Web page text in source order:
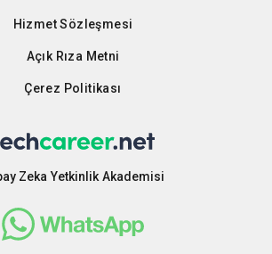
Hizmet Sözleşmesi
Açık Rıza Metni
Çerez Politikası
Zeka Yetkinlik Akademisi